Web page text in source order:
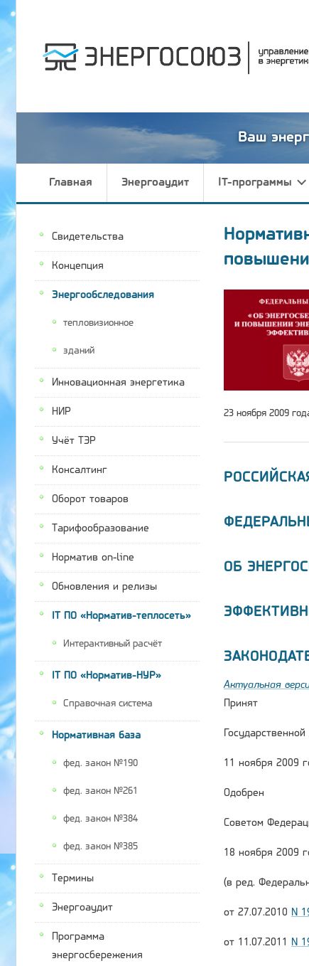
Ваш
Главная Энергоаудит IT-программы
Свидетельства
Концепция
Энергообследования
тепловизионное
зданий
Инновационная энергетика
НИР
Учёт ТЭР
Консалтинг
Оборот товаров
Тарифообразование
Норматив on-line
Обновления и релизы
IT ПО «Норматив-теплосеть»
Интерактивный расчёт
IT ПО «Норматив-НУР»
Справочная система
Нормативная база
фед. закон №190
фед. закон №261
фед. закон №384
фед. закон №385
Термины
Энергоаудит
Программа
энергосбережения
23 ноября 2009
ОБ
Актуальная
Принят
11 ноября 2009
Одобрен
Советом
18 ноября 2009
(в ред.
от 27.07.2010 N
от 11.07.2011 N